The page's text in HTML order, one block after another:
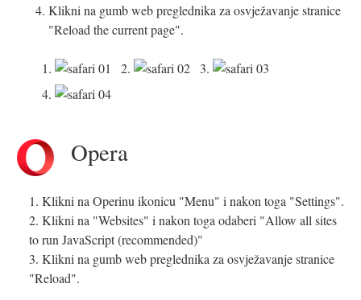
Klikni na gumb web preglednika za osvježavanje stranice
"Reload the current page".
1. 2.
3.
4.
Opera
1. Klikni na Operinu ikonicu "Menu" i nakon toga "Settings".
2. Klikni na "Websites" i nakon toga odaberi "Allow all sites
to run JavaScript (recommended)"
3. Klikni na gumb web preglednika za osvježavanje stranice
"Reload".